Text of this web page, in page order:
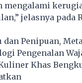
jelasnya pada
Penipuan,
Pengenalan
Khas